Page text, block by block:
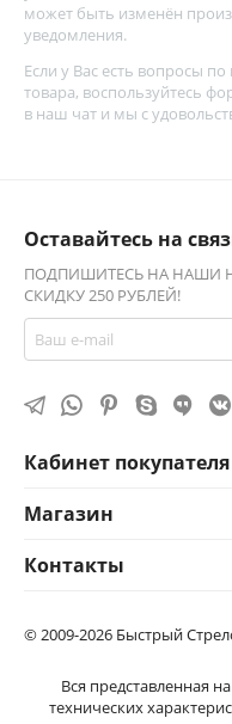
может быть изменён
уведомления.
Если у Вас есть вопросы
товара, воспользуйтесь
в наш чат и мы с
Оставайтесь на
ПОДПИШИТЕСЬ НА НАШИ
СКИДКУ 250 РУБЛЕЙ!
Кабинет покупателя
Магазин
Контакты
© 2009-2026 Быстрый
Вся представленная
технических